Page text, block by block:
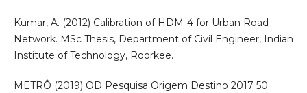
Kumar, A. (2012) Calibration of HDM-4 for Urban Road
Network. MSc Thesis, Department of Civil Engineer, Indian
Institute of Technology, Roorkee.
METRÔ (2019) OD Pesquisa Origem Destino 2017 50